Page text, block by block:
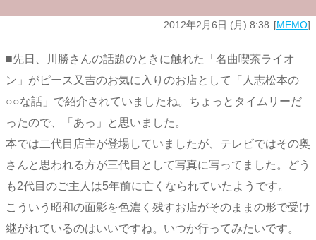
2012年2月6日 (月) 8:38 MEMO
■先日、川勝さんの話題のときに触れた「名曲喫茶ライオ
ン」がピース又吉のお気に入りのお店として「人志松本の
○○な話」で紹介されていましたね。ちょっとタイムリーだ
ったので、「あっ」と思いました。
本では二代目店主が登場していましたが、テレビではその奥
さんと思われる方が三代目として写真に写ってました。どう
も2代目のご主人は5年前に亡くなられていたようです。
こういう昭和の面影を色濃く残すお店がそのままの形で受け
継がれているのはいいですね。いつか行ってみたいです。